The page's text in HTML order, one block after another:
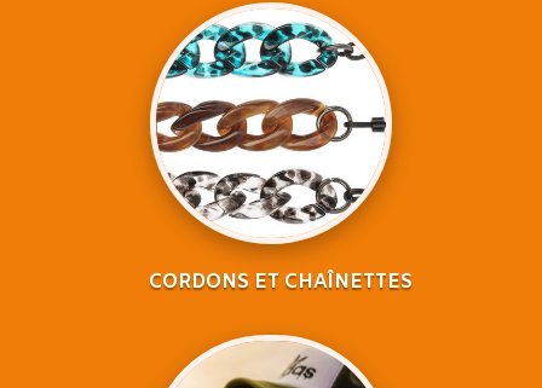
CORDONS ET CHAÎNETTES